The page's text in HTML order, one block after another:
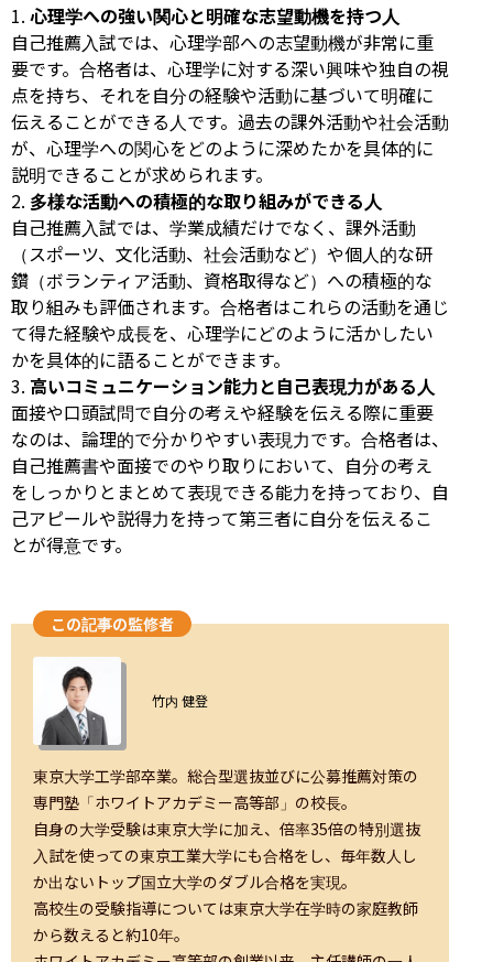
心理学への強い関心と明確な志望動機を持つ人
自己推薦入試では、心理学部への志望動機が非常に重
要です。合格者は、心理学に対する深い興味や独自の視
点を持ち、それを自分の経験や活動に基づいて明確に
伝えることができる人です。過去の課外活動や社会活動
が、心理学への関心をどのように深めたかを具体的に
説明できることが求められます。
多様な活動への積極的な取り組みができる人
自己推薦入試では、学業成績だけでなく、課外活動
（スポーツ、文化活動、社会活動など）や個人的な研
鑽（ボランティア活動、資格取得など）への積極的な
取り組みも評価されます。合格者はこれらの活動を通じ
て得た経験や成長を、心理学にどのように活かしたい
かを具体的に語ることができます。
高いコミュニケーション能力と自己表現力がある人
面接や口頭試問で自分の考えや経験を伝える際に重要
なのは、論理的で分かりやすい表現力です。合格者は、
自己推薦書や面接でのやり取りにおいて、自分の考え
をしっかりとまとめて表現できる能力を持っており、自
己アピールや説得力を持って第三者に自分を伝えるこ
とが得意です。
この記事の監修者
ユーザー画像の背景
竹内 健登
東京大学工学部卒業。総合型選抜並びに公募推薦対策の
専門塾「ホワイトアカデミー高等部」の校長。
自身の大学受験は東京大学に加え、倍率35倍の特別選抜
入試を使っての東京工業大学にも合格をし、毎年数人し
か出ないトップ国立大学のダブル合格を実現。
高校生の受験指導については東京大学在学時の家庭教師
から数えると約10年。